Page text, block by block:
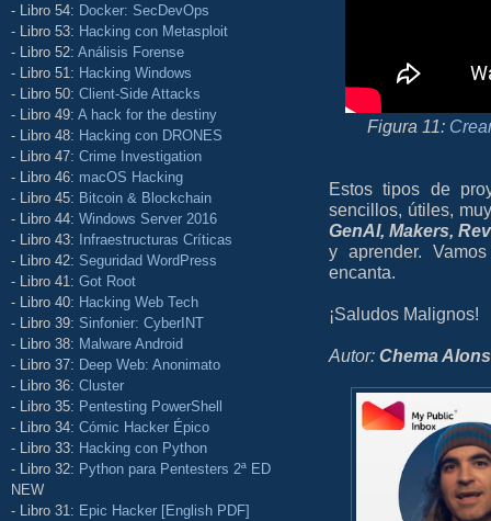
- Libro 54: Docker: SecDevOps
- Libro 53: Hacking con Metasploit
- Libro 52: Análisis Forense
- Libro 51: Hacking Windows
- Libro 50: Client-Side Attacks
- Libro 49: A hack for the destiny
- Libro 48: Hacking con DRONES
- Libro 47: Crime Investigation
- Libro 46: macOS Hacking
- Libro 45: Bitcoin & Blockchain
- Libro 44: Windows Server 2016
- Libro 43: Infraestructuras Críticas
- Libro 42: Seguridad WordPress
- Libro 41: Got Root
- Libro 40: Hacking Web Tech
- Libro 39: Sinfonier: CyberINT
- Libro 38: Malware Android
- Libro 37: Deep Web: Anonimato
- Libro 36: Cluster
- Libro 35: Pentesting PowerShell
- Libro 34: Cómic Hacker Épico
- Libro 33: Hacking con Python
- Libro 32: Python para Pentesters 2ª ED
NEW
- Libro 31: Epic Hacker [English PDF]
Figura 11:
Estos tipos de
sencillos, útiles,
GenAI, Makers,
y aprender.
encanta.
¡Saludos Malignos!
Autor: Chema